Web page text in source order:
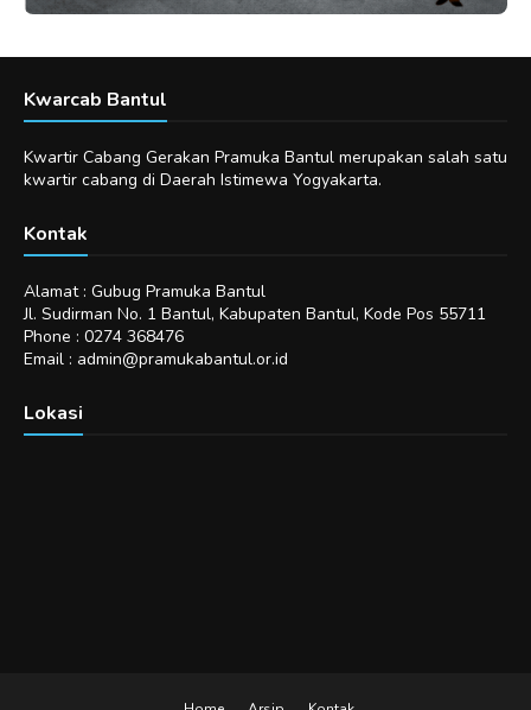
Kwarcab Bantul
Kwartir Cabang Gerakan Pramuka Bantul merupakan salah satu
kwartir cabang di Daerah Istimewa Yogyakarta.
Kontak
Alamat : Gubug Pramuka Bantul
Jl. Sudirman No. 1 Bantul, Kabupaten Bantul, Kode Pos 55711
Phone : 0274 368476
Email : admin@pramukabantul.or.id
Lokasi